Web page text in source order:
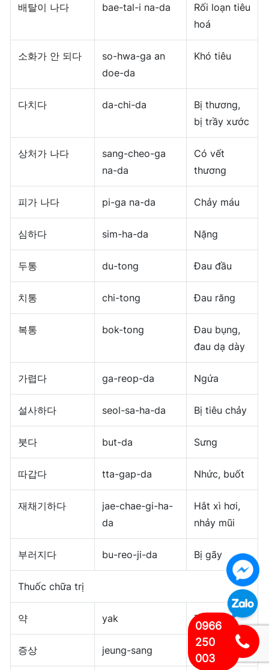
배탈이 나다 bae-tal-i na-da
Rối loạn tiêu
hoá
소화가 안 되다
so-hwa-ga an
doe-da
Khó tiêu
다치다 da-chi-da
Bị thương,
bị trầy xước
상처가 나다
sang-cheo-ga
na-da
Có vết
thương
피가 나다 pi-ga na-da Chảy máu
심하다 sim-ha-da Nặng
두통 du-tong Đau đầu
치통 chi-tong Đau răng
복통 bok-tong
Đau bụng,
đau dạ dày
가렵다 ga-reop-da Ngứa
설사하다 seol-sa-ha-da Bị tiêu chảy
붓다 but-da Sưng
따갑다 tta-gap-da Nhức, buốt
재채기하다
jae-chae-gi-ha-
da
Hắt xì hơi,
nhảy mũi
부러지다 bu-reo-ji-da Bị gãy
Thuốc chữa trị
약 yak Thuốc
증상 jeung-sang Triệu chứng
0966
250
003